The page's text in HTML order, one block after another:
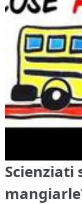
Scienziati